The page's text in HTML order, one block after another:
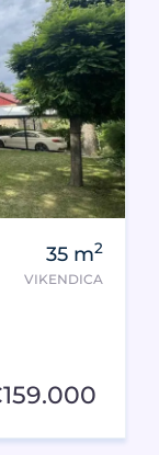
35 m2
VIKENDICA
159.000